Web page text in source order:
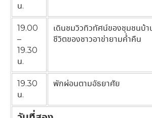
น.
19.00
–
19.30
น.
เดินชมวิวทิวทัศน์ของชุมชนบ้า
ชีวิตของชาวอาข่ายามค่ำคืน
19.30
น.
พักผ่อนตามอัธยาศัย